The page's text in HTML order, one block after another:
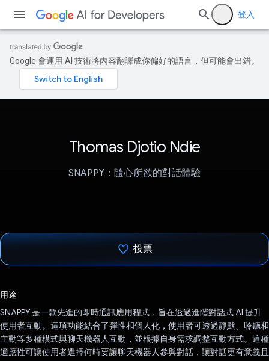
登入
Google 會運用 AI 技術將內容翻譯成你偏好的語言，但可能會出錯。
Thomas Djotio Ndie
SNAPPY：隨心所欲的對話體驗
投票
用途
SNAPPY 是一款先進的即時通訊應用程式，旨在透過進階對話式 AI 提升
使用者互動。這項功能結合了彈性和個人化，使用者可透過靜默、聆聽和
主動等多種模式與聊天機器人互動，並根據自身需求調整互動方式。這種
適應性可讓使用者選擇何時要讓聊天機器人參與對話，讓對話更有意義且